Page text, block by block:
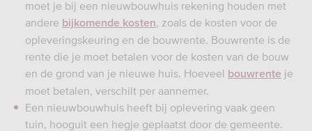
moet je bij een nieuwbouwhuis rekening houden met
andere bijkomende kosten, zoals de kosten voor de
opleveringskeuring en de bouwrente. Bouwrente is de
rente die je moet betalen voor de kosten van de bouw
en de grond van je nieuwe huis. Hoeveel bouwrente je
moet betalen, verschilt per aannemer.
Een nieuwbouwhuis heeft bij oplevering vaak geen
tuin, hooguit een hegje geplaatst door de gemeente.